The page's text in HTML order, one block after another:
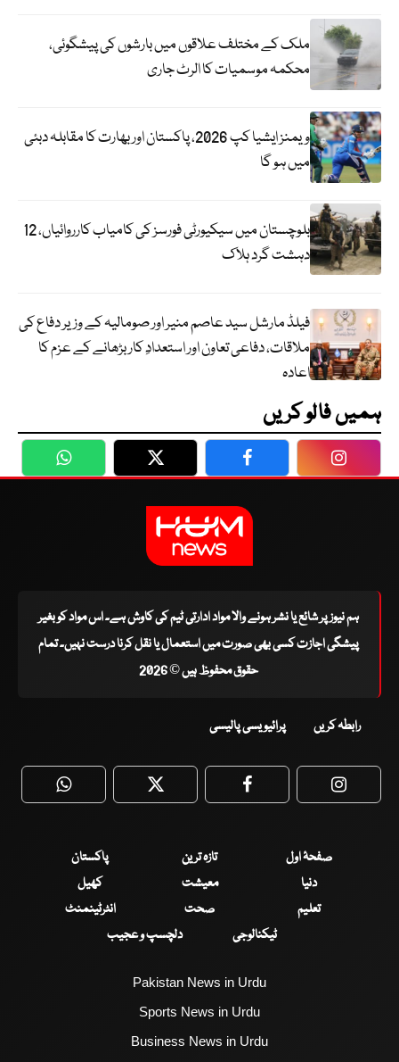
ملک کے مختلف علاقوں میں بارشوں کی پیشگوئی،
محکمہ موسمیات کا الرٹ جاری
ویمنز ایشیا کپ 2026، پاکستان اور بھارت کا مقابلہ دبئی
میں ہو گا
بلوچستان میں سیکیورٹی فورسز کی کامیاب کارروائیاں، 12
دہشت گرد ہلاک
فیلڈ مارشل سید عاصم منیر اور صومالیہ کے وزیر دفاع کی
ملاقات، دفاعی تعاون اور استعدادِ کار بڑھانے کے عزم کا
اعادہ
ہمیں فالو کریں
WhatsApp Twitter Facebook
ہم نیوز پر شائع یا نشر ہونے والا مواد ادارتی ٹیم کی کاوش ہے۔ اس مواد کو بغیر
پیشگی اجازت کسی بھی صورت میں استعمال یا نقل کرنا درست نہیں۔ تمام
حقوق محفوظ ہیں © 2026
رابطہ کریں پرائیویسی پالیسی
WhatsApp Twitter Facebook
صفحۂ اول تازہ ترین
پاکستان
دنیا
معیشت
کھیل
تعلیم
صحت
انٹرٹینمنٹ
ٹیکنالوجی
دلچسپ و عجیب
Pakistan News in Urdu
Sports News in Urdu
Business News in Urdu